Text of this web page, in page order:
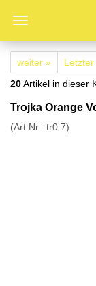
weiter »
Letzter
20Artikel in dieser
Trojka Orange
(Art.Nr.: tr0.7)